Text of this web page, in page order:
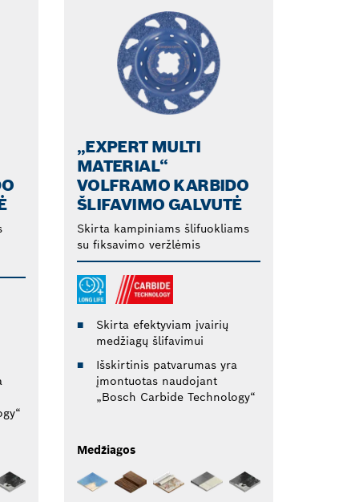
„EXPERT MULTI
MATERIAL“
VOLFRAMO KARBIDO
ŠLIFAVIMO GALVUTĖ
Skirta kampiniams šlifuokliams
su fiksavimo veržlėmis
Skirta efektyviam įvairių
medžiagų šlifavimui
Išskirtinis patvarumas yra
įmontuotas naudojant
„Bosch Carbide Technology“
Medžiagos